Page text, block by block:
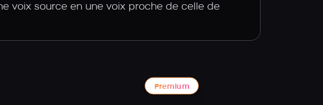
voix source en une voix proche de celle de
Premium